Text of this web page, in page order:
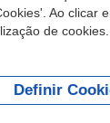
Ao clicar
de cookies.
Definir